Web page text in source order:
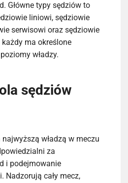
Główne typy sędziów to
liniowi, sędziowie
serwisowi oraz sędziowie
ma określone
władzy.
sędziów
władzą w meczu
za
i podejmowanie
Nadzorują cały mecz,